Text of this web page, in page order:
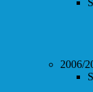
2006/